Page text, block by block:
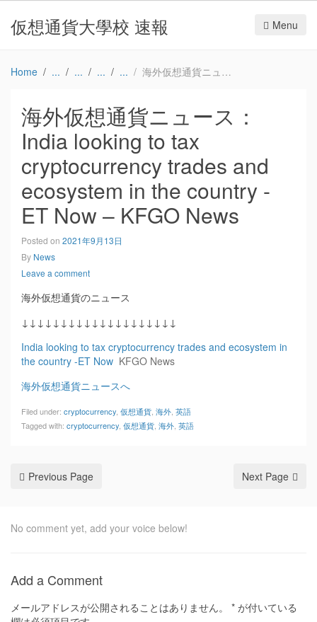
仮想通貨大學校 速報 Menu
Home 海外仮想通貨ニュース：India looking to tax cryptocurrency trades and ecosystem in the country -ET Now – KFGO News
海外仮想通貨ニュース：
India looking to tax
cryptocurrency trades and
ecosystem in the country -
ET Now – KFGO News
Posted on 2021年9月13日
By News
Leave a comment
海外仮想通貨のニュース
↓↓↓↓↓↓↓↓↓↓↓↓↓↓↓↓↓↓↓↓
India looking to tax cryptocurrency trades and ecosystem in
the country -ET Now KFGO News
海外仮想通貨ニュースへ
Filed under: cryptocurrency 仮想通貨 海外 英語
Tagged with: cryptocurrency 仮想通貨 海外 英語
Previous Page Next Page
No comment yet, add your voice below!
Add a Comment
メールアドレスが公開されることはありません。 * が付いている